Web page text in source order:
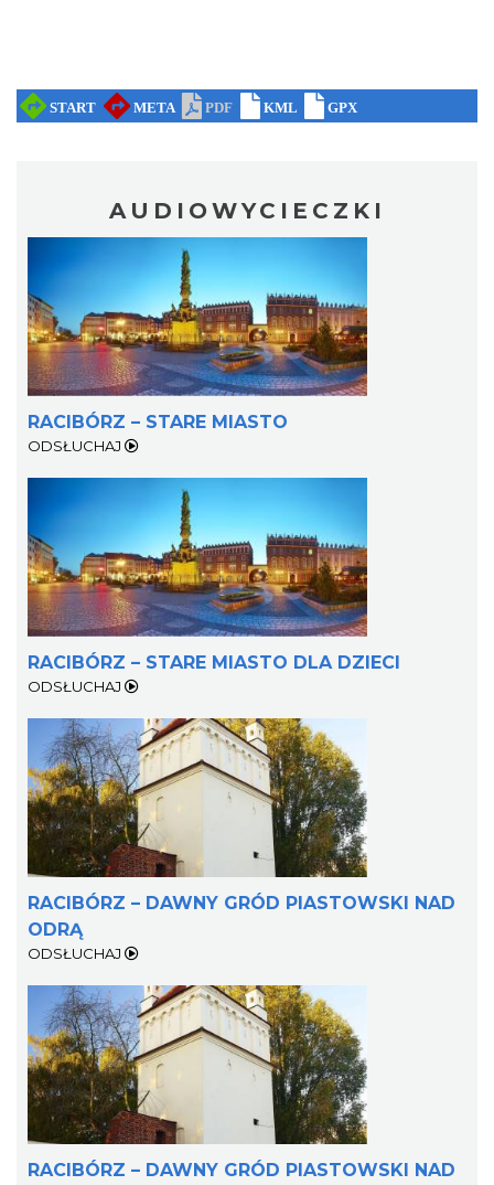
AUDIOWYCIECZKI
RACIBÓRZ – STARE MIASTO
ODSŁUCHAJ
RACIBÓRZ – STARE MIASTO DLA DZIECI
ODSŁUCHAJ
RACIBÓRZ – DAWNY GRÓD PIASTOWSKI NAD
ODRĄ
ODSŁUCHAJ
RACIBÓRZ – DAWNY GRÓD PIASTOWSKI NAD